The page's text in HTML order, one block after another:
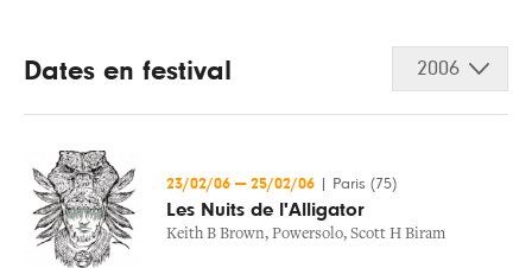
Dates en festival 2006
23/02/06 — 25/02/06 Paris (75)
Les Nuits de l'Alligator
Keith B Brown, Powersolo, Scott H Biram